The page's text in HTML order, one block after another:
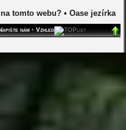
tomto webu?• Oase jezírka
Napište nám• Vzhled